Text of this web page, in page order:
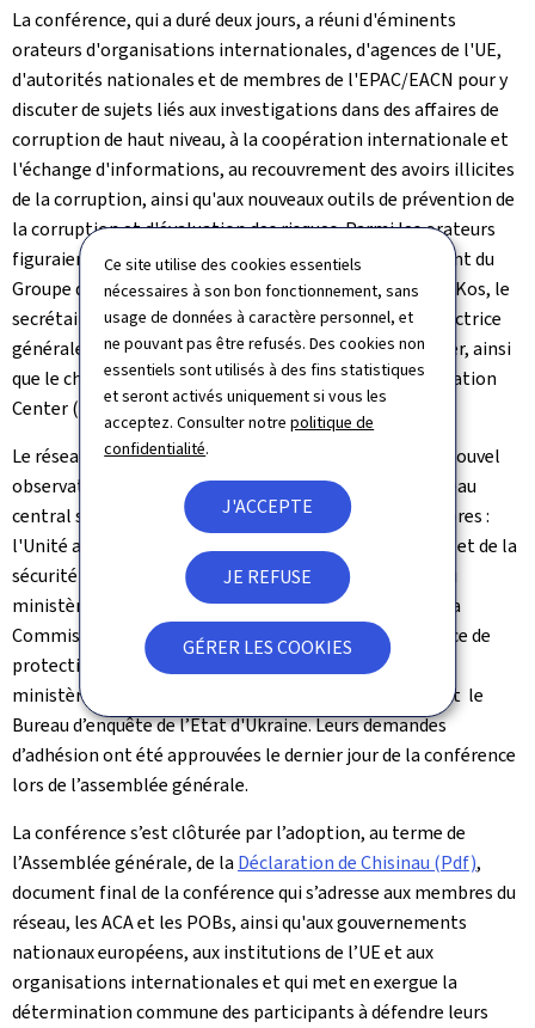
Ce site utilise des cookies essentiels
nécessaires à son bon fonctionnement, sans
usage de données à caractère personnel, et
ne pouvant pas être refusés. Des cookies non
essentiels sont utilisés à des fins statistiques
et seront activés uniquement si vous les
acceptez. Consulter notrepolitique de
confidentialité.
J'ACCEPTE
JE REFUSE
GÉRER LES COOKIES
La conférence, qui a duré deux jours, a réuni d'éminents
orateurs d'organisations internationales, d'agences de l'UE,
d'autorités nationales et de membres de l'EPAC/EACN pour y
discuter de sujets liés aux investigations dans des affaires de
corruption de haut niveau, à la coopération internationale et
l'échange d'informations, au recouvrement des avoirs illicites
de la corruption, ainsi qu'aux nouveaux outils de prévention de
la corruption et d'évaluation des risques. Parmi les orateurs
figuraient, pour n’en citer que quelques-uns, le Président du
Groupe de travail de l'OCDE[2] sur la corruption Drago Kos, le
secrétaire exécutif du GRECO [3]Hanne Juncher, la directrice
générale du Basel Institut of gouvernance Greta Fenner, ainsi
que le chef de l’International Anti-Corruption Coordination
Center (IACCC) Daniel Murphy.
Le réseau EPAC/EACN s’est étoffé de la présence d'un nouvel
observateur - le Parquet européen (EPPO) dont le bureau
central siège à Luxembourg – et de six nouveaux membres :
l'Unité anti-corruption du Service national de la police et de la
sécurité d'Irlande, le Bureau de la sécurité intérieure du
ministère de l'Intérieur de la République de Lettonie, la
Commission officielle d'éthique de la Lituanie, le Service de
protection interne et de lutte contre la corruption du
ministère de l'Intérieur de la République de Moldova, et le
Bureau d’enquête de l’Etat d'Ukraine. Leurs demandes
d’adhésion ont été approuvées le dernier jour de la conférence
lors de l’assemblée générale.
La conférence s’est clôturée par l’adoption, au terme de
l’Assemblée générale, de la Déclaration de Chisinau (Pdf),
document final de la conférence qui s’adresse aux membres du
réseau, les ACA et les POBs, ainsi qu'aux gouvernements
nationaux européens, aux institutions de l’UE et aux
organisations internationales et qui met en exergue la
détermination commune des participants à défendre leurs